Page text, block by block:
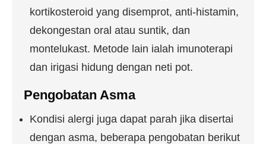
kortikosteroid yang disemprot, anti-histamin,
dekongestan oral atau suntik, dan
montelukast. Metode lain ialah imunoterapi
dan irigasi hidung dengan neti pot.
Pengobatan Asma
Kondisi alergi juga dapat parah jika disertai
dengan asma, beberapa pengobatan berikut